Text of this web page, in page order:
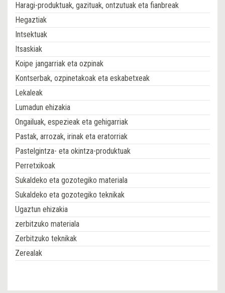
Haragi-produktuak, gazituak, ontzutuak eta fianbreak
Hegaztiak
Intsektuak
Itsaskiak
Koipe jangarriak eta ozpinak
Kontserbak, ozpinetakoak eta eskabetxeak
Lekaleak
Lumadun ehizakia
Ongailuak, espezieak eta gehigarriak
Pastak, arrozak, irinak eta eratorriak
Pastelgintza- eta okintza-produktuak
Perretxikoak
Sukaldeko eta gozotegiko materiala
Sukaldeko eta gozotegiko teknikak
Ugaztun ehizakia
zerbitzuko materiala
Zerbitzuko teknikak
Zerealak